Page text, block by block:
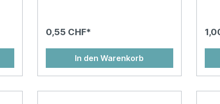
0,55 CHF*
In den Warenkorb